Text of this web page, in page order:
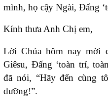
mình, họ cậy Ngài, Đấng
Kính thưa Anh Chị em,
Lời Chúa hôm nay mời
Giêsu, Đấng ‘toàn trí,
đã nói, “Hãy đến cùng
dưỡng!”.